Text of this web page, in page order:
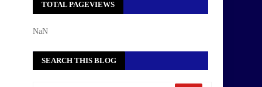
TOTAL PAGEVIEWS
NaN
SEARCH THIS BLOG